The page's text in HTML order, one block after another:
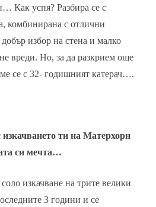
Как успя? Разбира се с
комбинирана с отлични
избор на стена и малко
вреди. Но, за да разкрием още
се с 32- годишният катерач….
ти на Матерхорн
си мечта…
изкачване на трите велики
3 години и се